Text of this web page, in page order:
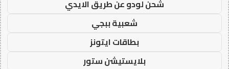
شحن لودو عن طريق الايدي
شعبية ببجي
بطاقات ايتونز
بلايستيشن ستور